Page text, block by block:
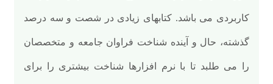
کاربردی می باشد. کتابهای زیادی در شصت و سه درصد
گذشته، حال و آینده شناخت فراوان جامعه و متخصصان
را می طلبد تا با نرم افزارها شناخت بیشتری را برای